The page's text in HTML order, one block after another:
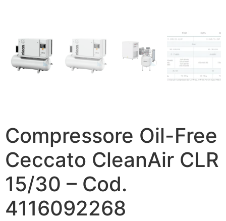
Compressore Oil-Free
Ceccato CleanAir CLR
15/30 – Cod.
4116092268